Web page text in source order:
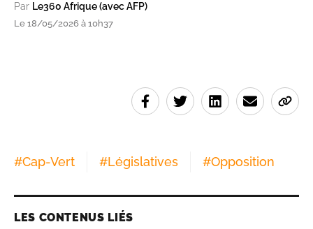
Par Le360 Afrique (avec AFP)
Le 18/05/2026 à 10h37
#Cap-Vert #Législatives #Opposition
LES CONTENUS LIÉS